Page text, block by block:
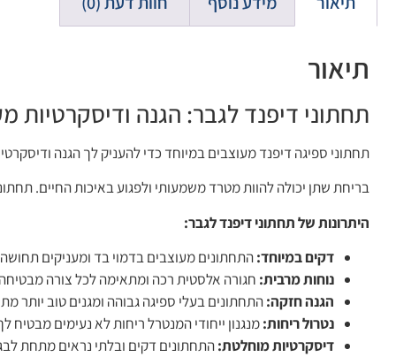
תיאור
תחתוני דיפנד לגבר: הגנה ודיסקרטיות
תחתוני ספיגה דיפנד מעוצבים במיוחד כדי להעניק לך הגנה
בריחת שתן יכולה להוות מטרד משמעותי ולפגוע באיכות החיים.
היתרונות של תחתוני דיפנד לגבר:
דקים במיוחד:התחתונים מעוצבים בדמוי בד ומעניקים
נוחות מרבית: חגורה אלסטית רכה ומתאימה לכל צורה מבטיחה
הגנה חזקה:התחתונים בעלי ספיגה גבוהה ומגנים טוב יותר
נטרול ריחות:מנגנון ייחודי המנטרל ריחות לא נעימים
דיסקרטיות מוחלטת:התחתונים דקים ובלתי נראים מתחת